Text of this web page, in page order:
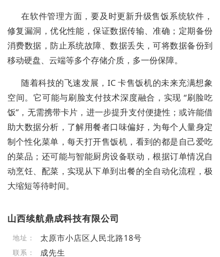
在软件管理方面，要及时更新升级售饭系统软件，
修复漏洞，优化性能，保证数据传输、准确；定期备份
消费数据，防止系统故障、数据丢失，可将数据备份到
移动硬盘、云端等多个存储介质，多一份保障。
随着科技的飞速发展，IC 卡售饭机的未来充满想象
空间。它可能与刷脸支付技术深度融合，实现 “刷脸吃
饭”，无需携带卡片，进一步提升支付便捷性；或许能借
助大数据分析，了解用餐者口味偏好，为每个人量身定
制个性化菜单，每天打开售饭机，看到的都是自己爱吃
的菜品；还可能与智能厨房设备联动，根据订单情况自
动烹饪、配菜，实现从下单到出餐的全自动化流程，极
大缩短等待时间。
山西续航鼎成科技有限公司
地址： 太原市小店区人民北路18号
联系： 成先生